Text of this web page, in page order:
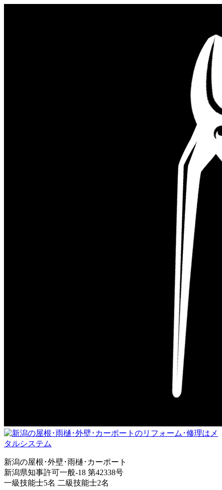
新潟の屋根･外壁･雨樋･カーポート
新潟県知事許可一般-18 第42338号
一級技能士5名 二級技能士2名